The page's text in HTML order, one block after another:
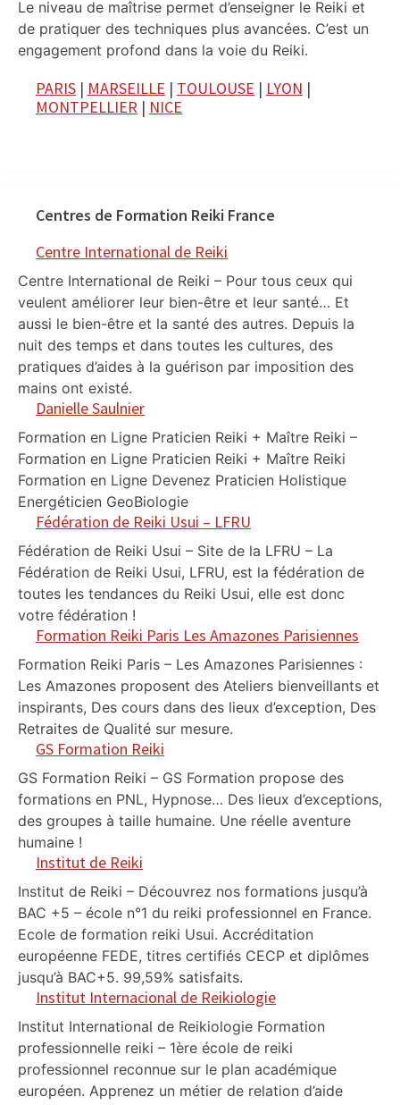
Le niveau de maîtrise permet d’enseigner le Reiki et
de pratiquer des techniques plus avancées. C’est un
engagement profond dans la voie du Reiki.
PARIS | MARSEILLE | TOULOUSE | LYON |
MONTPELLIER | NICE
Centres de Formation Reiki France
Centre International de Reiki
Centre International de Reiki – Pour tous ceux qui
veulent améliorer leur bien-être et leur santé… Et
aussi le bien-être et la santé des autres. Depuis la
nuit des temps et dans toutes les cultures, des
pratiques d’aides à la guérison par imposition des
mains ont existé.
Danielle Saulnier
Formation en Ligne Praticien Reiki + Maître Reiki –
Formation en Ligne Praticien Reiki + Maître Reiki
Formation en Ligne Devenez Praticien Holistique
Energéticien GeoBiologie
Fédération de Reiki Usui – LFRU
Fédération de Reiki Usui – Site de la LFRU – La
Fédération de Reiki Usui, LFRU, est la fédération de
toutes les tendances du Reiki Usui, elle est donc
votre fédération !
Formation Reiki Paris Les Amazones Parisiennes
Formation Reiki Paris – Les Amazones Parisiennes :
Les Amazones proposent des Ateliers bienveillants et
inspirants, Des cours dans des lieux d’exception, Des
Retraites de Qualité sur mesure.
GS Formation Reiki
GS Formation Reiki – GS Formation propose des
formations en PNL, Hypnose… Des lieux d’exceptions,
des groupes à taille humaine. Une réelle aventure
humaine !
Institut de Reiki
Institut de Reiki – Découvrez nos formations jusqu’à
BAC +5 – école n°1 du reiki professionnel en France.
Ecole de formation reiki Usui. Accréditation
européenne FEDE, titres certifiés CECP et diplômes
jusqu’à BAC+5. 99,59% satisfaits.
Institut Internacional de Reikiologie
Institut International de Reikiologie Formation
professionnelle reiki – 1ère école de reiki
professionnel reconnue sur le plan académique
européen. Apprenez un métier de relation d’aide